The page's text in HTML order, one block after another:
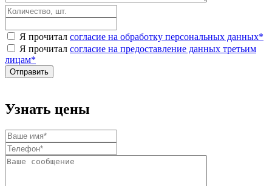
Я прочитал согласие на обработку персональных данных*
Я прочитал согласие на предоставление данных третьим
лицам*
Узнать цены